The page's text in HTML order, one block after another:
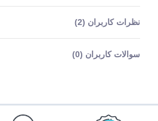
نظرات کاربران (2)
سوالات کاربران (0)